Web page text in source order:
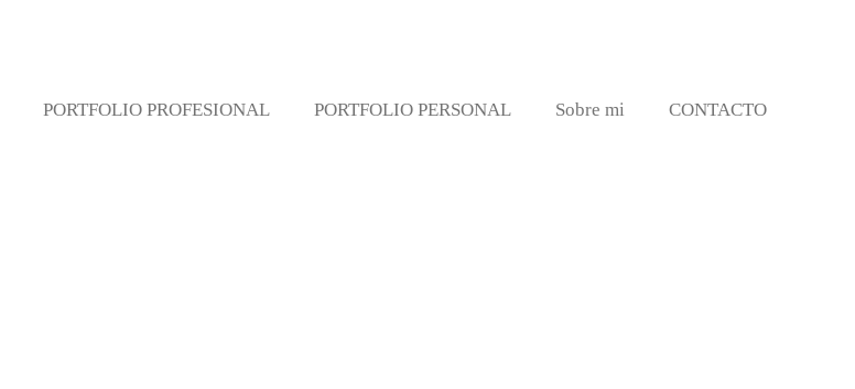
PORTFOLIO PROFESIONAL PORTFOLIO PERSONAL Sobre mi CONTACTO